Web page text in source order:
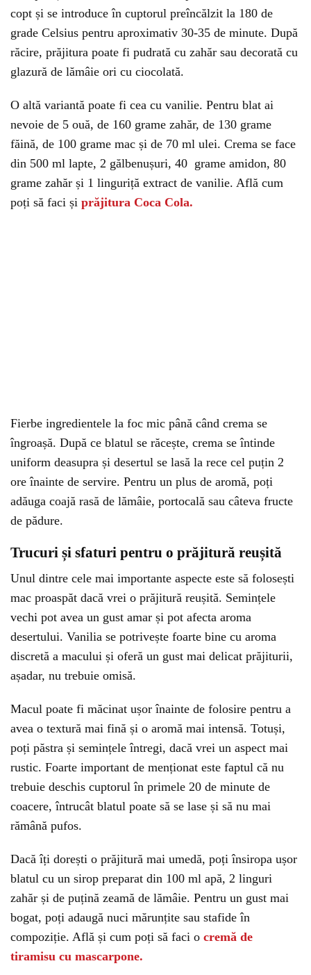
copt și se introduce în cuptorul preîncălzit la 180 de
grade Celsius pentru aproximativ 30-35 de minute. După
răcire, prăjitura poate fi pudrată cu zahăr sau decorată cu
glazură de lămâie ori cu ciocolată.
O altă variantă poate fi cea cu vanilie. Pentru blat ai
nevoie de 5 ouă, de 160 grame zahăr, de 130 grame
făină, de 100 grame mac și de 70 ml ulei. Crema se face
din 500 ml lapte, 2 gălbenușuri, 40 grame amidon, 80
grame zahăr și 1 linguriță extract de vanilie. Află cum
poți să faci și prăjitura Coca Cola.
Fierbe ingredientele la foc mic până când crema se
îngroașă. După ce blatul se răcește, crema se întinde
uniform deasupra și desertul se lasă la rece cel puțin 2
ore înainte de servire. Pentru un plus de aromă, poți
adăuga coajă rasă de lămâie, portocală sau câteva fructe
de pădure.
Trucuri și sfaturi pentru o prăjitură reușită
Unul dintre cele mai importante aspecte este să folosești
mac proaspăt dacă vrei o prăjitură reușită. Semințele
vechi pot avea un gust amar și pot afecta aroma
desertului. Vanilia se potrivește foarte bine cu aroma
discretă a macului și oferă un gust mai delicat prăjiturii,
așadar, nu trebuie omisă.
Macul poate fi măcinat ușor înainte de folosire pentru a
avea o textură mai fină și o aromă mai intensă. Totuși,
poți păstra și semințele întregi, dacă vrei un aspect mai
rustic. Foarte important de menționat este faptul că nu
trebuie deschis cuptorul în primele 20 de minute de
coacere, întrucât blatul poate să se lase și să nu mai
rămână pufos.
Dacă îți dorești o prăjitură mai umedă, poți însiropa ușor
blatul cu un sirop preparat din 100 ml apă, 2 linguri
zahăr și de puțină zeamă de lămâie. Pentru un gust mai
bogat, poți adaugă nuci mărunțite sau stafide în
compoziție. Află și cum poți să faci o cremă de
tiramisu cu mascarpone.